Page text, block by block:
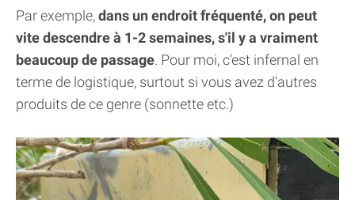
Par exemple,dans un endroit fréquenté, on peut
vite descendre à 1-2 semaines, s'il y a vraiment
beaucoup de passage. Pour moi, c'est infernal en
terme de logistique, surtout si vous avez d'autres
produits de ce genre (sonnette etc.)